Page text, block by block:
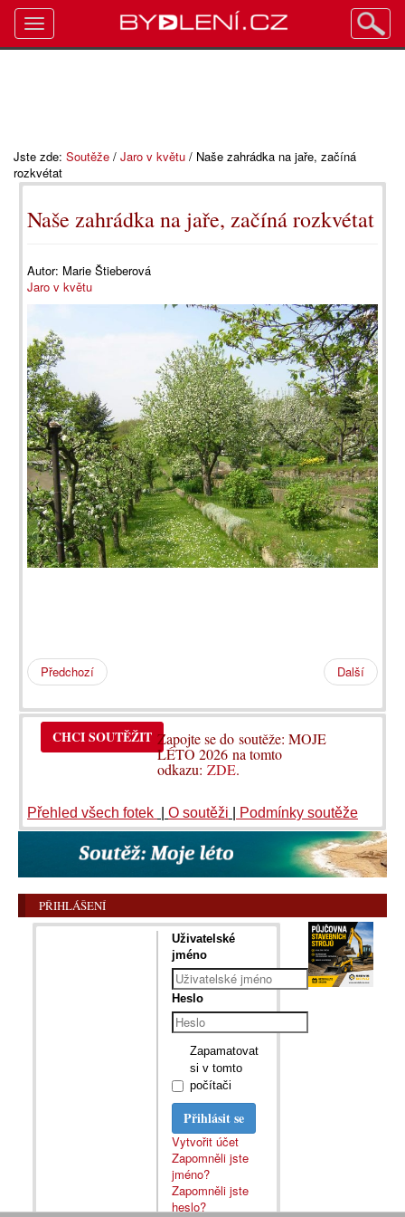
Jste zde: Soutěže / Jaro v květu / Naše zahrádka na jaře, začíná
rozkvétat
Naše zahrádka na jaře, začíná rozkvétat
Autor: Marie Štieberová
Jaro v květu
Předchozí Další
CHCI SOUTĚŽIT Zapojte se do soutěže: MOJE
LÉTO 2026 na tomto
odkazu:ZDE.
Přehled všech fotek O soutěži Podmínky soutěže
PŘIHLÁŠENÍ
Uživatelské
jméno
Heslo
Zapamatovat
si v tomto
počítači
Přihlásit se
Vytvořit účet
Zapomněli jste
jméno?
Zapomněli jste
heslo?
Toggle
navigation